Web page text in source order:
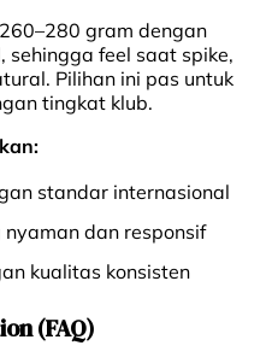
gram dengan
sehingga feel saat spike,
Pilihan ini pas untuk
tingkat klub.
standar internasional
dan responsif
kualitas konsisten
(FAQ)